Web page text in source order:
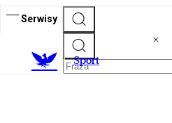
Serwisy
Sport